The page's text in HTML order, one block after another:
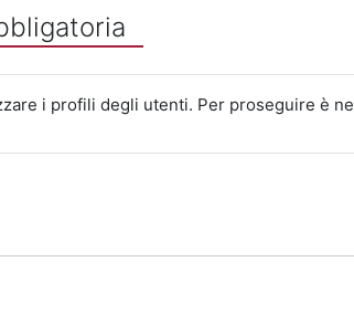
i profili degli utenti. Per proseguire è